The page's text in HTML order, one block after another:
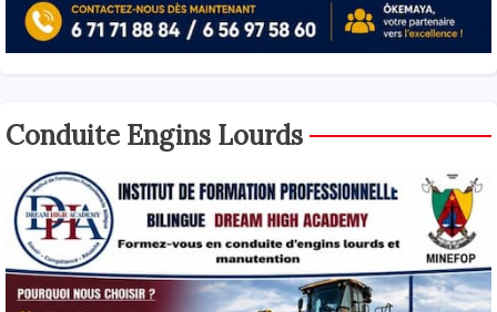
Conduite Engins Lourds